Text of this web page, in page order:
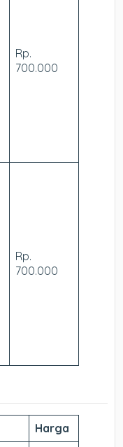
Rp.
700.000
Rp.
700.000
Harga